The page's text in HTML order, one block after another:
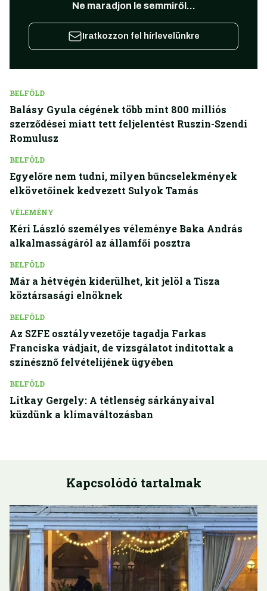
Ne maradjon le semmiről...
Iratkozzon fel hírlevelünkre
BELFÖLD
Balásy Gyula cégének több mint 800 milliós
szerződései miatt tett feljelentést Ruszin-Szendi
Romulusz
BELFÖLD
Egyelőre nem tudni, milyen bűncselekmények
elkövetőinek kedvezett Sulyok Tamás
VÉLEMÉNY
Kéri László személyes véleménye Baka András
alkalmasságáról az államfői posztra
BELFÖLD
Már a hétvégén kiderülhet, kit jelöl a Tisza
köztársasági elnöknek
BELFÖLD
Az SZFE osztályvezetője tagadja Farkas
Franciska vádjait, de vizsgálatot indítottak a
színésznő felvételijének ügyében
BELFÖLD
Litkay Gergely: A tétlenség sárkányaival
küzdünk a klímaváltozásban
Kapcsolódó tartalmak